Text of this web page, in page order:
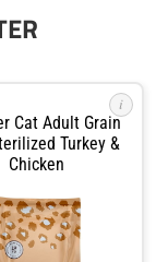
i
Cat Adult Grain
Turkey &
Chicken